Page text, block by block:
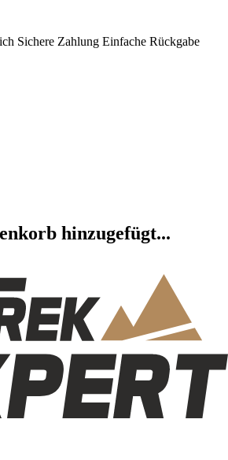
Sichere Zahlung Einfache Rückgabe
hinzugefügt...